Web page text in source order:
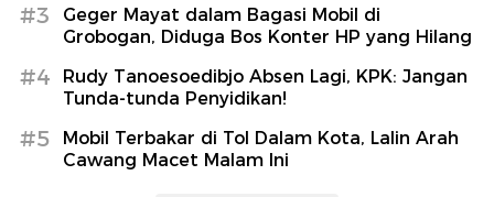
#3
Geger Mayat dalam Bagasi Mobil di
Grobogan, Diduga Bos Konter HP yang Hilang
#4
Rudy Tanoesoedibjo Absen Lagi, KPK: Jangan
Tunda-tunda Penyidikan!
#5
Mobil Terbakar di Tol Dalam Kota, Lalin Arah
Cawang Macet Malam Ini